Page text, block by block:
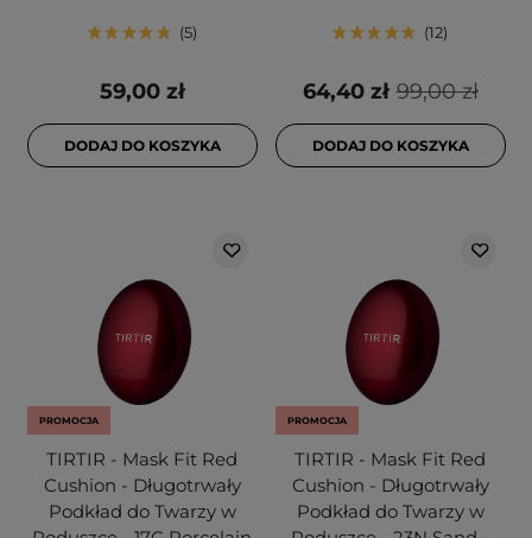
5
59,00 zł
DODAJ DO KOSZYKA
12
99,00 zł
64,40 zł
DODAJ DO KOSZYKA
PROMOCJA
TIRTIR - Mask Fit Red
Cushion - Długotrwały
Podkład do Twarzy w
PROMOCJA
TIRTIR - Mask Fit Red
Cushion - Długotrwały
Podkład do Twarzy w